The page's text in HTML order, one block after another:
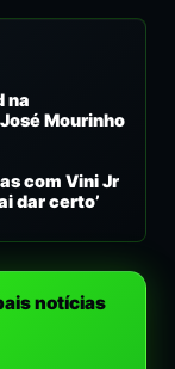
na
Mourinho
com Vini Jr
dar certo’
notícias